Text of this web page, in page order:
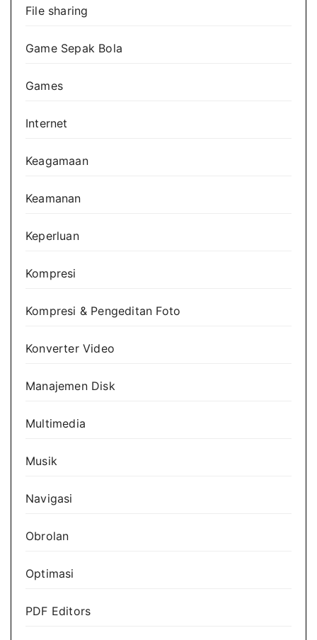
File sharing
Game Sepak Bola
Games
Internet
Keagamaan
Keamanan
Keperluan
Kompresi
Kompresi & Pengeditan Foto
Konverter Video
Manajemen Disk
Multimedia
Musik
Navigasi
Obrolan
Optimasi
PDF Editors